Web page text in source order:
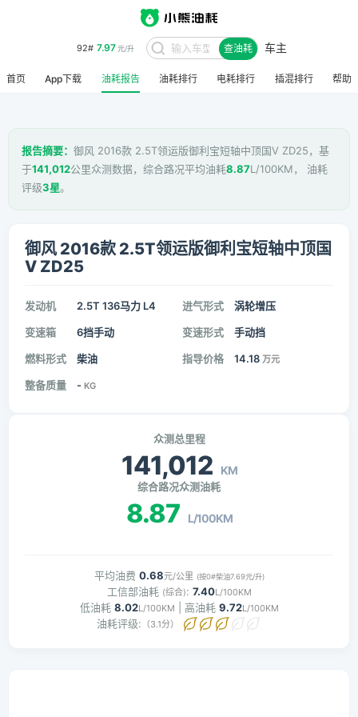
92# 7.97元/升 查油耗 车主
首页 App下载 油耗报告 油耗排行 电耗排行 插混排行 帮助
报告摘要： 御风 2016款 2.5T领运版御利宝短轴中顶国V ZD25，基
于141,012公里众测数据，综合路况平均油耗8.87L/100KM， 油耗
评级3星。
御风 2016款 2.5T领运版御利宝短轴中顶国
V ZD25
发动机 2.5T 136马力 L4 进气形式 涡轮增压
变速箱 6挡手动 变速形式 手动挡
燃料形式 柴油 指导价格 14.18 万元
整备质量 - KG
众测总里程
141,012 KM
综合路况众测油耗
8.87 L/100KM
平均油费 0.68元/公里 (按0#柴油7.69元/升)
工信部油耗 (综合): 7.40L/100KM
低油耗 8.02L/100KM | 高油耗 9.72L/100KM
油耗评级: （3.1分）